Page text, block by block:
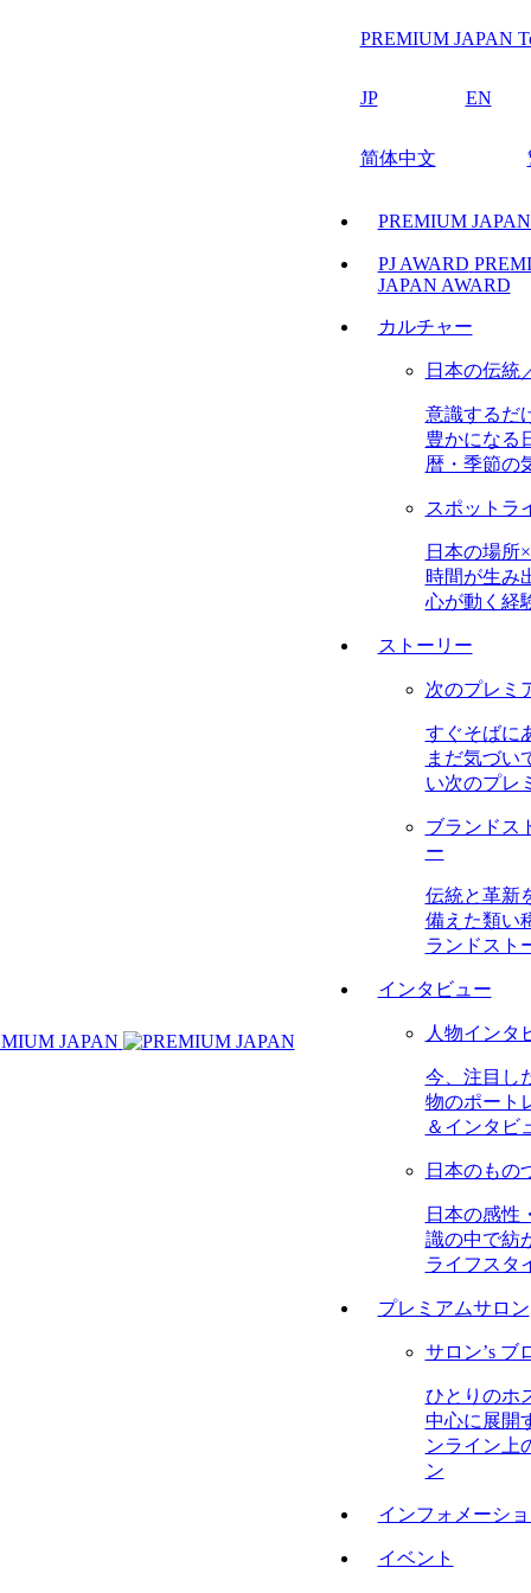
PREMIUM JAPAN
JP EN
简体中文
PREMIUM
PJ AWARD
JAPAN AWARD
カルチャー
日本の伝統
意識するだ
豊かになる
暦・季節の
スポットラ
日本の場所
時間が生み
心が動く経
ストーリー
次のプレミ
すぐそばに
まだ気づい
い次のプレ
ブランドス
ー
伝統と革新
備えた類い
ランドスト
インタビュー
人物インタ
今、注目し
物のポート
＆インタビ
日本のもの
日本の感性
識の中で紡
ライフスタ
プレミアムサロン
サロン’s ブ
ひとりのホ
中心に展開
ンライン上
ン
インフォメーシ
イベント